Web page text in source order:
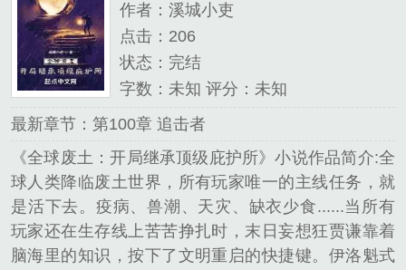
作者：溪城小吏
点击：206
状态：完结
字数：未知 评分：未知
最新章节：第100章 追击者
《全球废土：开局继承顶级庇护所》小说作品简介:全
球人类降临废土世界，所有玩家唯一的主线任务，就
是活下去。疫病、兽潮、天灾、缺衣少食......当所有
玩家还在生存线上苦苦挣扎时，末日妄想狂贾谦靠着
脑海里的知识，按下了文明重启的快捷键。伊洛魁式